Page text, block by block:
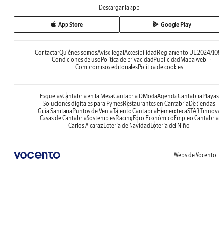
Descargar la app
App Store Google Play
ContactarQuiénes somosAviso legal Accesibilidad Reglamento UE 2024/
Condiciones de uso Política de privacidad Publicidad Mapa web
Compromisos editorialesPolítica de cookies
EsquelasCantabria en la MesaCantabria DModaAgenda Cantabria Playas
Soluciones digitales para PymesRestaurantes en Cantabria De tiendas
Guía Sanitaria Puntos de VentaTalento Cantabria Hemeroteca
Casas de CantabriaSosteniblesRacing Foro Económico Empleo Cantabria
Carlos AlcarazLotería de Navidad Lotería del Niño
Webs de Vocento